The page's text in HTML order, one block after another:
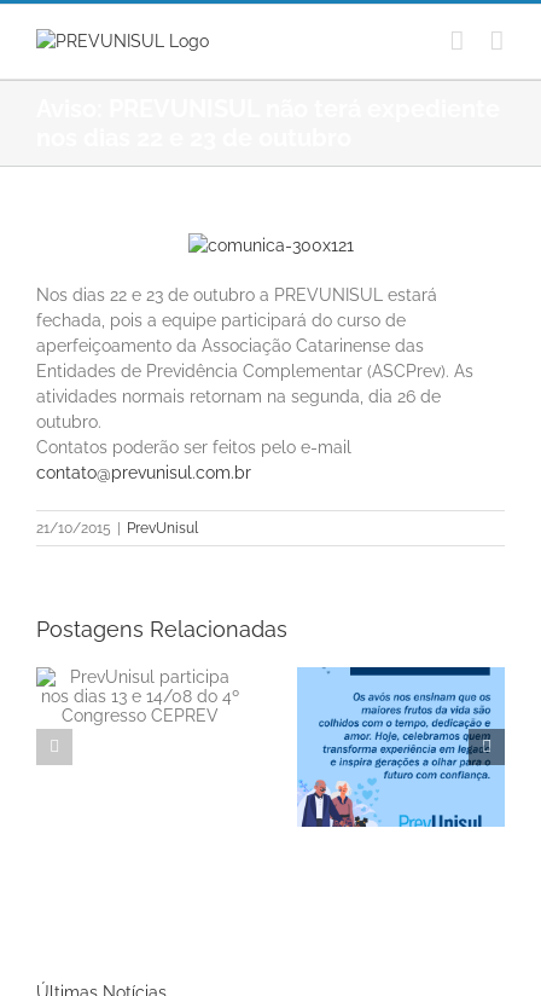
Ir
conteúdo
Nos dias 22 e 23 de outubro a PREVUNISUL estará
fechada, pois a equipe participará do curso de
aperfeiçoamento da Associação Catarinense das
Entidades de Previdência Complementar (ASCPrev). As
atividades normais retornam na segunda, dia 26 de
outubro.
Contatos poderão ser feitos pelo e-mail
contato@prevunisul.com.br
21/10/2015 PrevUnisul
Postagens Relacionadas
Informe Mensal de
Rentabilidade –
Últimas Notícias